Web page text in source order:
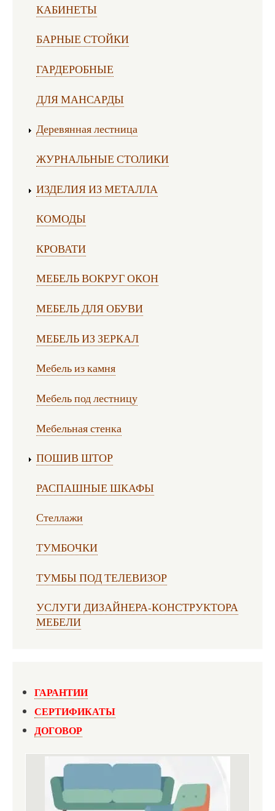
КАБИНЕТЫ
БАРНЫЕ СТОЙКИ
ГАРДЕРОБНЫЕ
ДЛЯ МАНСАРДЫ
Деревянная лестница
ЖУРНАЛЬНЫЕ СТОЛИКИ
ИЗДЕЛИЯ ИЗ МЕТАЛЛА
КОМОДЫ
КРОВАТИ
МЕБЕЛЬ ВОКРУГ ОКОН
МЕБЕЛЬ ДЛЯ ОБУВИ
МЕБЕЛЬ ИЗ ЗЕРКАЛ
Мебель из камня
Мебель под лестницу
Мебельная стенка
ПОШИВ ШТОР
РАСПАШНЫЕ ШКАФЫ
Стеллажи
ТУМБОЧКИ
ТУМБЫ ПОД ТЕЛЕВИЗОР
УСЛУГИ ДИЗАЙНЕРА-КОНСТРУКТОРА
МЕБЕЛИ
ГАРАНТИИ
СЕРТИФИКАТЫ
ДОГОВОР